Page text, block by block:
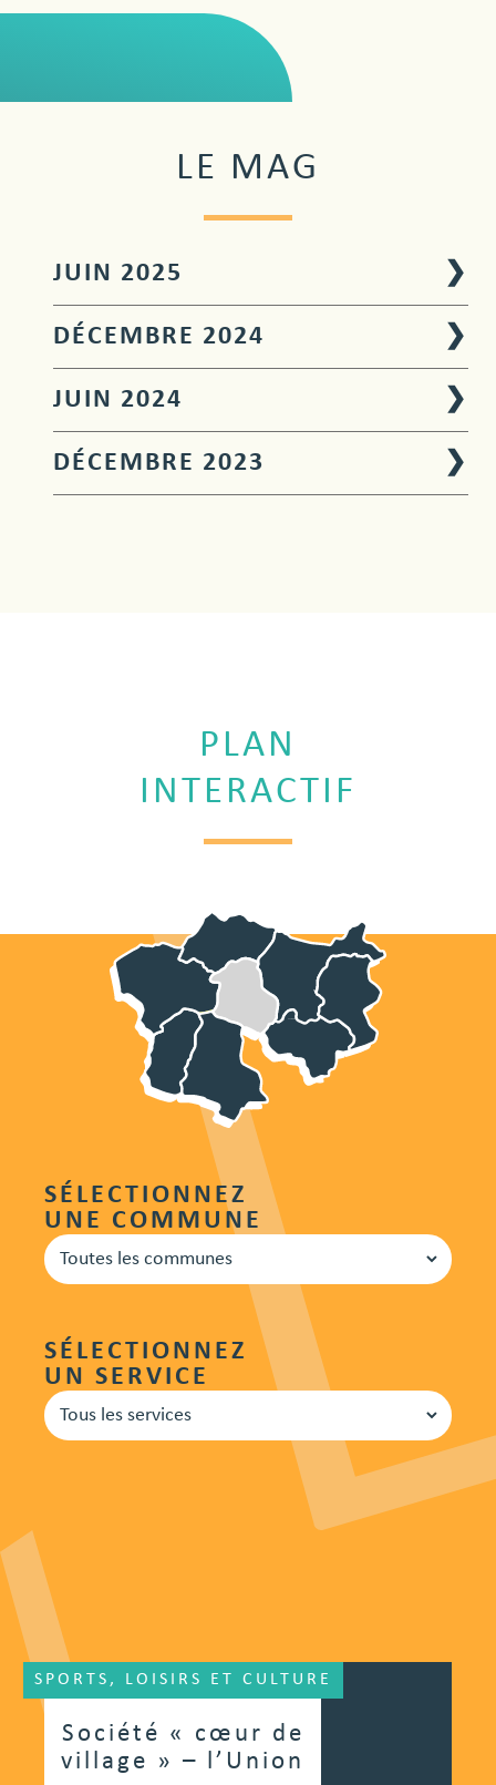
LE MAG
JUIN 2025 ❯
DÉCEMBRE 2024 ❯
JUIN 2024 ❯
DÉCEMBRE 2023 ❯
PLAN
INTERACTIF
SÉLECTIONNEZ
UNE COMMUNE
SÉLECTIONNEZ
UN SERVICE
Société « cœur de
village » – l’Union
SPORTS, LOISIRS ET CULTURE